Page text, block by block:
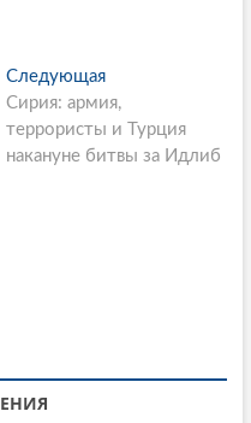
Следующая
л
е
д
Сирия: армия,
террористы и Турция
накануне битвы за Идлиб